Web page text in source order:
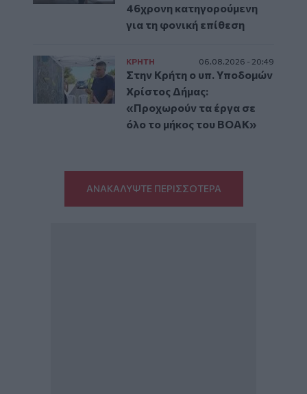
46χρονη κατηγορούμενη
για τη φονική επίθεση
ΚΡΗΤΗ 06.08.2026 - 20:49
Στην Κρήτη ο υπ. Υποδομών
Χρίστος Δήμας:
«Προχωρούν τα έργα σε
όλο το μήκος του ΒΟΑΚ»
ΑΝΑΚΑΛΥΨΤΕ ΠΕΡΙΣΣΟΤΕΡΑ